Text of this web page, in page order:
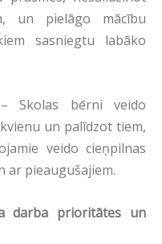
un pielāgo mācību
sasniegtu labāko
Skolas bērni veido
un palīdzot tiem,
veido cieņpilnas
ar pieaugušajiem.
darba prioritātes un